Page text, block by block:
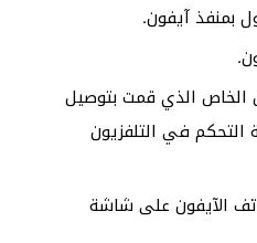
بمنفذ آيفون.
الخاص الذي قمت بتوصيل
التحكم في التلفزيون
الآيفون على شاشة